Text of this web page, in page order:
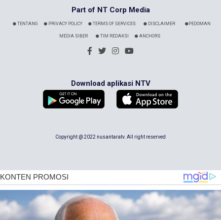
Part of NT Corp Media
TENTANG PRIVACY POLICY TERMS OF SERVICES DISCLAIMER PEDOMAN
MEDIA SIBER TIM REDAKSI ANCHORS
Download aplikasi NTV
Copyright @ 2022 nusantaratv. All right reserved